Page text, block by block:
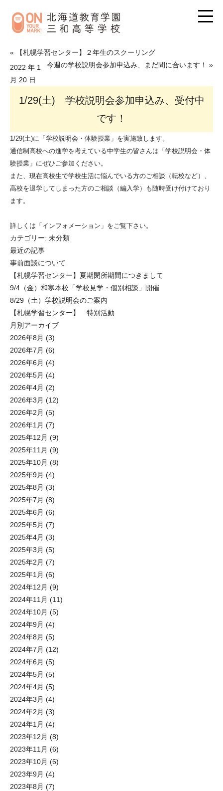
« 【札幌学習センター】２年生のスクーリング
今週の学校説明会参加申込み、まだ間に合います！ »
2022 年 1
月 20 日
1/29(土) 学校説明会参加申込み、受付中
です！
1/29(土)に「学校説明会・体験授業」を実施致します。
通信制高校への進学を考えている中学生の皆さんは「学校説明会・体
験授業」にぜひご参加ください。
また、現在高校生で学校生活に悩んでいる方のご相談（転校など）、
高校を退学してしまった方のご相談（編入学）も随時受け付けており
ます。
詳しくは「インフォメーション」をご覧下さい。
カテゴリー: 未分類
最近の記事
事前面談について
【札幌学習センター】夏期閉所期間につきまして
9/4（金）和寒本校「学校見学・個別相談」開催
8/29（土）学校説明会のご案内
【札幌学習センター】 特別活動
月別アーカイブ
2026年8月 (3)
2026年7月 (6)
2026年6月 (4)
2026年5月 (4)
2026年4月 (2)
2026年3月 (12)
2026年2月 (5)
2026年1月 (7)
2025年12月 (9)
2025年11月 (9)
2025年10月 (8)
2025年9月 (4)
2025年8月 (3)
2025年7月 (8)
2025年6月 (6)
2025年5月 (7)
2025年4月 (3)
2025年3月 (5)
2025年2月 (7)
2025年1月 (6)
2024年12月 (9)
2024年11月 (11)
2024年10月 (5)
2024年9月 (4)
2024年8月 (5)
2024年7月 (12)
2024年6月 (5)
2024年5月 (5)
2024年4月 (5)
2024年3月 (4)
2024年2月 (3)
2024年1月 (4)
2023年12月 (8)
2023年11月 (6)
2023年10月 (6)
2023年9月 (4)
2023年8月 (7)